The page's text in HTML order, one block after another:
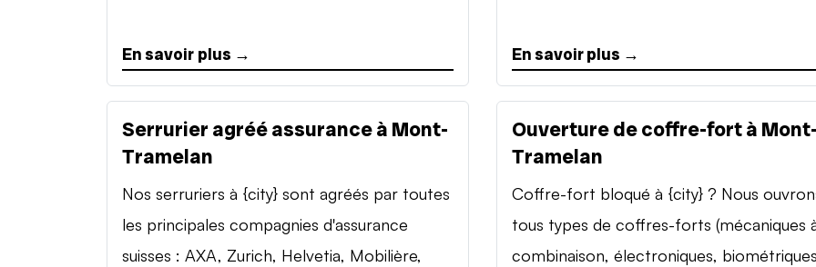
En savoir plus → En savoir plus →
Serrurier agréé assurance à Mont-
Tramelan
Nos serruriers à {city} sont agréés par toutes
les principales compagnies d'assurance
suisses : AXA, Zurich, Helvetia, Mobilière,
Ouverture de coffre-fort à
Tramelan
Coffre-fort bloqué à {city} ? Nous
tous types de coffres-forts (mécaniques
combinaison, électroniques,